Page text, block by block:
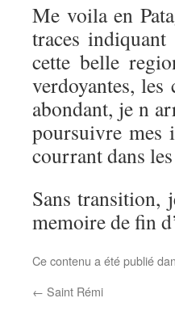
Me voila en
traces
cette belle
verdoyantes, les
abondant, je n
poursuivre mes
courrant dans
Sans transition,
memoire de fin
Ce contenu a été publié
← Saint Rémi